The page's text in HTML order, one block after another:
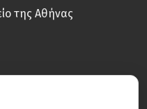
της Αθήνας